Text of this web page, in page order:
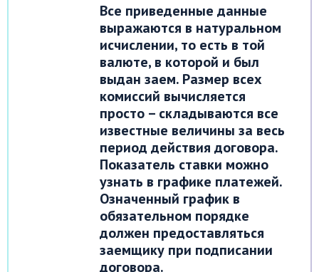
Все приведенные данные
выражаются в натуральном
исчислении, то есть в той
валюте, в которой и был
выдан заем. Размер всех
комиссий вычисляется
просто – складываются все
известные величины за весь
период действия договора.
Показатель ставки можно
узнать в графике платежей.
Означенный график в
обязательном порядке
должен предоставляться
заемщику при подписании
договора.